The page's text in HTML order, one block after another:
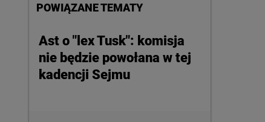
POWIĄZANE TEMATY
Ast o "lex Tusk": komisja
nie będzie powołana w tej
kadencji Sejmu